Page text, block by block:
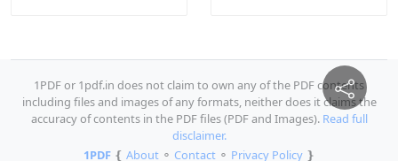
1PDF or 1pdf.in does not claim to own any of the PDF contents
including files and images of any formats, neither does it claims the
accuracy of contents in the PDF files (PDF and Images). Read full
disclaimer.
1PDF❴ About⚬ Contact⚬ Privacy Policy❵